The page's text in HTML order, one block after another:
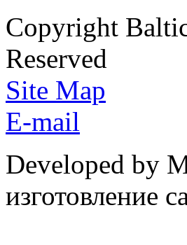
Copyright
Reserved
Site Map
E-mail
Developed by
изготовление